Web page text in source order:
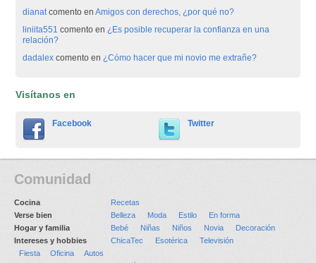
dianatcomento enAmigos con derechos, ¿por qué no?
liniita551 comento en¿Es posible recuperar la confianza en una
relación?
dadalex comento en¿Cómo hacer que mi novio me extrañe?
Visítanos en
Facebook Twitter
Comunidad
Cocina
Recetas
Verse bien
Belleza Moda Estilo
En forma
Hogar y familia
Bebé Niñas Niños Novia
Decoración
Intereses y hobbies
ChicaTec Esotérica
Televisión
Fiesta
Oficina
Autos